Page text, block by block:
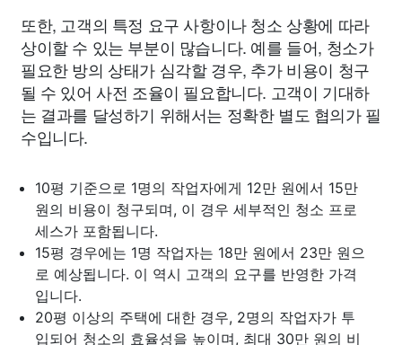
또한, 고객의 특정 요구 사항이나 청소 상황에 따라
상이할 수 있는 부분이 많습니다. 예를 들어, 청소가
필요한 방의 상태가 심각할 경우, 추가 비용이 청구
될 수 있어 사전 조율이 필요합니다. 고객이 기대하
는 결과를 달성하기 위해서는 정확한 별도 협의가 필
수입니다.
10평 기준으로 1명의 작업자에게 12만 원에서 15만
원의 비용이 청구되며, 이 경우 세부적인 청소 프로
세스가 포함됩니다.
15평 경우에는 1명 작업자는 18만 원에서 23만 원으
로 예상됩니다. 이 역시 고객의 요구를 반영한 가격
입니다.
20평 이상의 주택에 대한 경우, 2명의 작업자가 투
입되어 청소의 효율성을 높이며, 최대 30만 원의 비